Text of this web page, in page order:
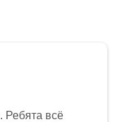
Ребята всё